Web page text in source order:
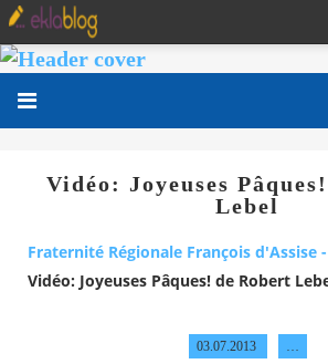
Vidéo: Joyeuses
Lebel
Fraternité Régionale François d'Assise
Vidéo: Joyeuses Pâques! de Robert
03.07.2013